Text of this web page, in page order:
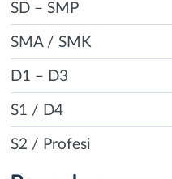
SD – SMP
SMA / SMK
D1 – D3
S1 / D4
S2 / Profesi